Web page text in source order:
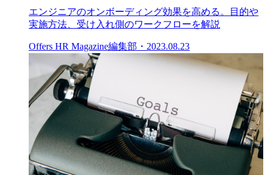
エンジニアのオンボーディング効果を高める。目的や
実施方法、受け入れ側のワークフローを解説
Offers HR Magazine編集部 ・ 2023.08.23